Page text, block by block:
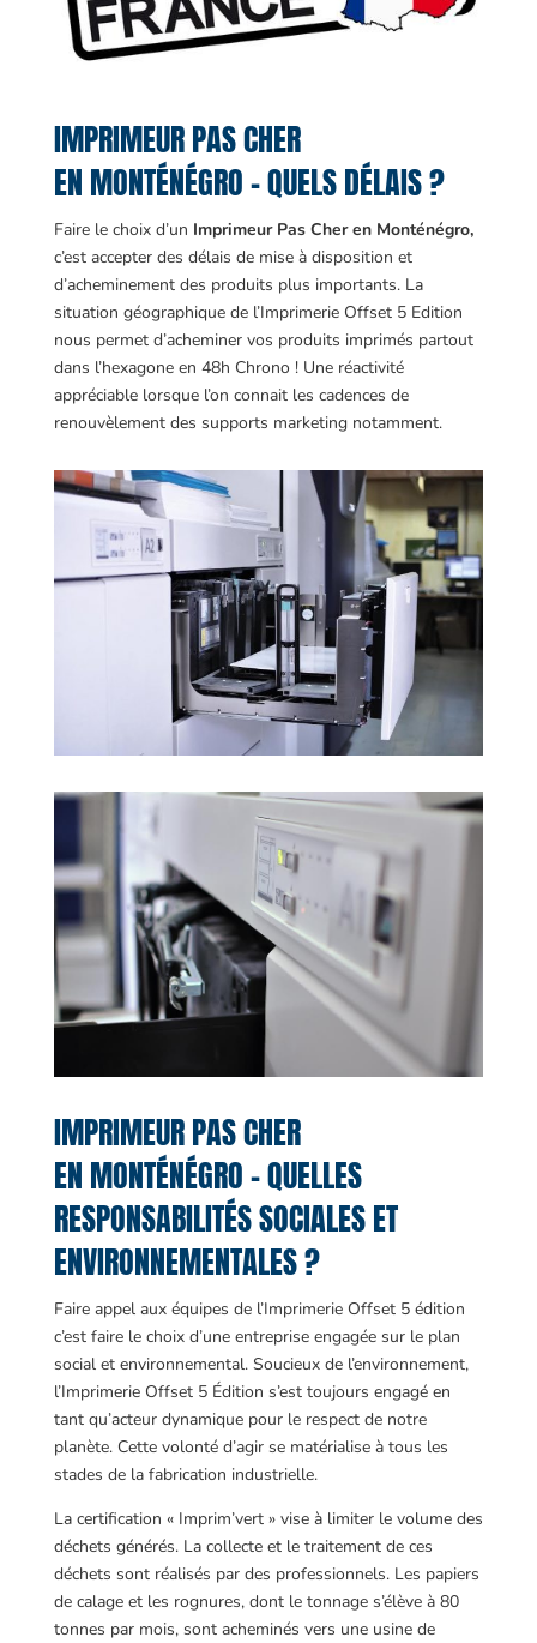
IMPRIMEUR PAS CHER
EN MONTÉNÉGRO – QUELS DÉLAIS ?
Faire le choix d’un Imprimeur Pas Cher en Monténégro,
c’est accepter des délais de mise à disposition et
d’acheminement des produits plus importants. La
situation géographique de l’Imprimerie Offset 5 Edition
nous permet d’acheminer vos produits imprimés partout
dans l’hexagone en 48h Chrono ! Une réactivité
appréciable lorsque l’on connait les cadences de
renouvèlement des supports marketing notamment.
IMPRIMEUR PAS CHER
EN MONTÉNÉGRO – QUELLES
RESPONSABILITÉS SOCIALES ET
ENVIRONNEMENTALES ?
Faire appel aux équipes de l’Imprimerie Offset 5 édition
c’est faire le choix d’une entreprise engagée sur le plan
social et environnemental. Soucieux de l’environnement,
l’Imprimerie Offset 5 Édition s’est toujours engagé en
tant qu’acteur dynamique pour le respect de notre
planète. Cette volonté d’agir se matérialise à tous les
stades de la fabrication industrielle.
La certification « Imprim’vert » vise à limiter le volume des
déchets générés. La collecte et le traitement de ces
déchets sont réalisés par des professionnels. Les papiers
de calage et les rognures, dont le tonnage s’élève à 80
tonnes par mois, sont acheminés vers une usine de